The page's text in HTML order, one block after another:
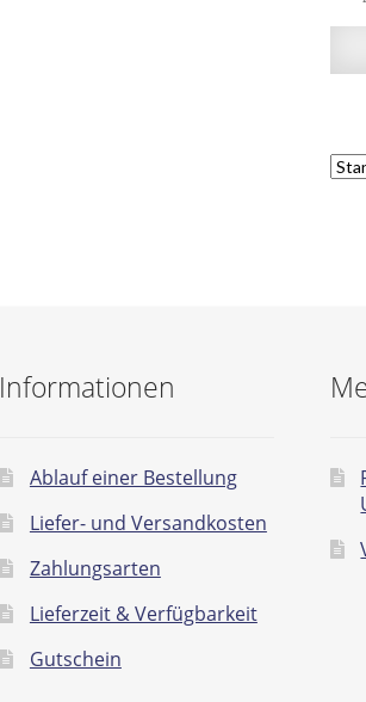
Informationen
Ablauf einer Bestellung
Liefer- und Versandkosten
Zahlungsarten
Lieferzeit & Verfügbarkeit
Gutschein